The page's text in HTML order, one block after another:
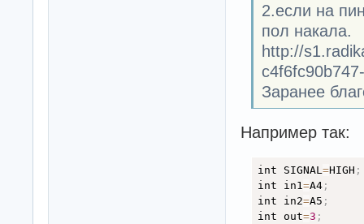
2.если на
пол накала.
http://
Заранее
Например так:
int SIGNAL=HIGH ;
int in1=A4;
int in2=A5 ;
int out=3 ;